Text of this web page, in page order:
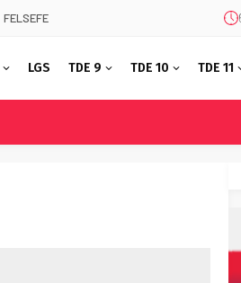
FELSEFE
LGS TDE 9 TDE 10 TDE 11